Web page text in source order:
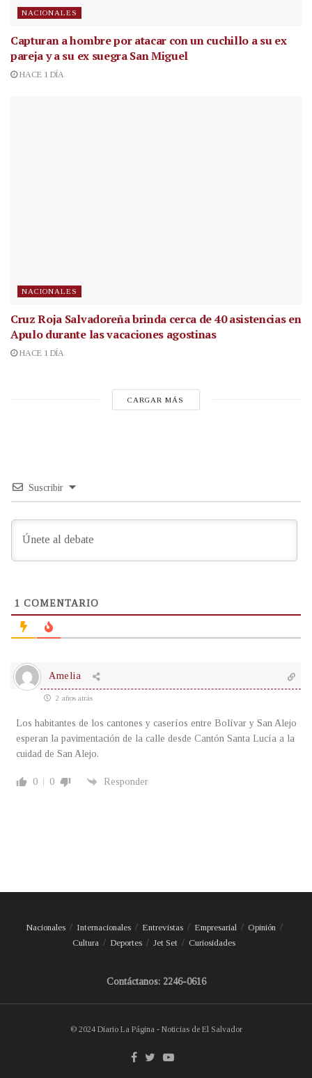
NACIONALES
Capturan a hombre por atacar con un cuchillo a su ex
pareja y a su ex suegra San Miguel
HACE 1 DÍA
NACIONALES
Cruz Roja Salvadoreña brinda cerca de 40 asistencias en
Apulo durante las vacaciones agostinas
HACE 1 DÍA
CARGAR MÁS
Suscribir
1 COMENTARIO
Amelia
2 años atrás
Los habitantes de los cantones y caseríos entre Bolívar y San Alejo
esperan la pavimentación de la calle desde Cantón Santa Lucía a la
cuidad de San Alejo.
0 0 Responder
Nacionales Internacionales Entrevistas Empresarial
Opinión
Cultura
Deportes Jet Set Curiosidades
Contáctanos: 2246-0616
© 2024 Diario La Página - Noticias de El Salvador